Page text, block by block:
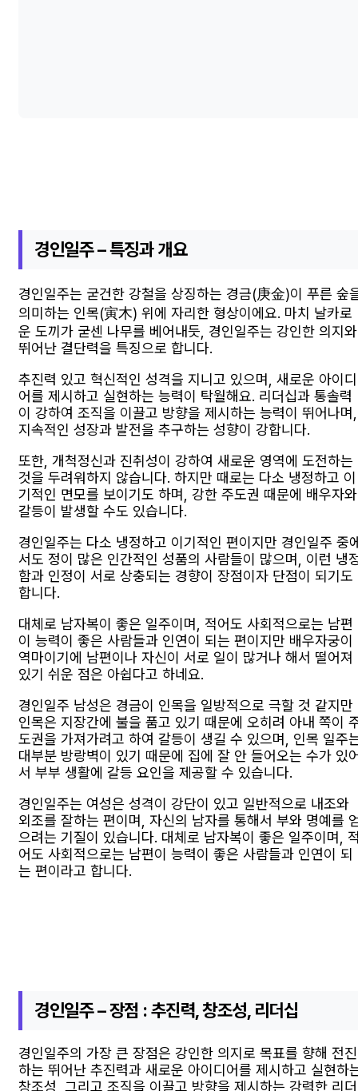
경인일주 – 특징과 개요
경인일주는 굳건한 강철을 상징하는 경금(庚金)이 푸른 숲
의미하는 인목(寅木) 위에 자리한 형상이에요. 마치 날카로
운 도끼가 굳센 나무를 베어내듯, 경인일주는 강인한 의지와
뛰어난 결단력을 특징으로 합니다.
추진력 있고 혁신적인 성격을 지니고 있으며, 새로운 아이디
어를 제시하고 실현하는 능력이 탁월해요. 리더십과 통솔력
이 강하여 조직을 이끌고 방향을 제시하는 능력이 뛰어나며,
지속적인 성장과 발전을 추구하는 성향이 강합니다.
또한, 개척정신과 진취성이 강하여 새로운 영역에 도전하는
것을 두려워하지 않습니다. 하지만 때로는 다소 냉정하고 이
기적인 면모를 보이기도 하며, 강한 주도권 때문에 배우자와
갈등이 발생할 수도 있습니다.
경인일주는 다소 냉정하고 이기적인 편이지만 경인일주 중
서도 정이 많은 인간적인 성품의 사람들이 많으며, 이런 냉
함과 인정이 서로 상충되는 경향이 장점이자 단점이 되기도
합니다.
대체로 남자복이 좋은 일주이며, 적어도 사회적으로는 남편
이 능력이 좋은 사람들과 인연이 되는 편이지만 배우자궁이
역마이기에 남편이나 자신이 서로 일이 많거나 해서 떨어져
있기 쉬운 점은 아쉽다고 하네요.
경인일주 남성은 경금이 인목을 일방적으로 극할 것 같지만
인목은 지장간에 불을 품고 있기 때문에 오히려 아내 쪽이
도권을 가져가려고 하여 갈등이 생길 수 있으며, 인목 일주
대부분 방랑벽이 있기 때문에 집에 잘 안 들어오는 수가 있
서 부부 생활에 갈등 요인을 제공할 수 있습니다.
경인일주는 여성은 성격이 강단이 있고 일반적으로 내조와
외조를 잘하는 편이며, 자신의 남자를 통해서 부와 명예를
으려는 기질이 있습니다. 대체로 남자복이 좋은 일주이며,
어도 사회적으로는 남편이 능력이 좋은 사람들과 인연이 되
는 편이라고 합니다.
경인일주 – 장점 : 추진력, 창조성, 리더십
경인일주의 가장 큰 장점은 강인한 의지로 목표를 향해 전진
하는 뛰어난 추진력과 새로운 아이디어를 제시하고 실현하
창조성, 그리고 조직을 이끌고 방향을 제시하는 강력한 리더